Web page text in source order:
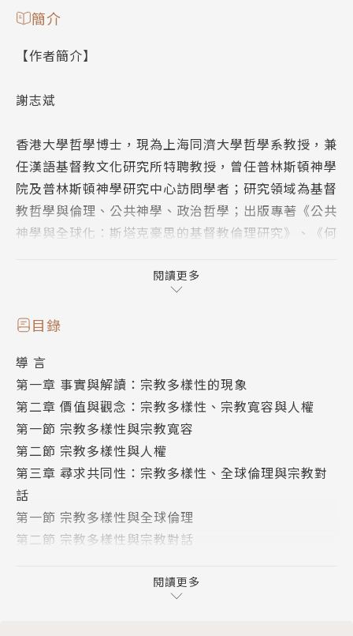
簡介
【作者簡介】
謝志斌
香港大學哲學博士，現為上海同濟大學哲學系教授，兼
任漢語基督教文化研究所特聘教授，曾任普林斯頓神學
院及普林斯頓神學研究中心訪問學者；研究領域為基督
教哲學與倫理、公共神學、政治哲學；出版專著《公共
神學與全球化：斯塔克豪思的基督教倫理研究》、《何
《多元與正義的社會：漢語基督教倫理的詮釋》、Reli
gious Diversity and Public Religion in China、M
oral Triumph: The Public Face of Christianity in
奇》，合編《跨學科研究與漢語神學》與「公共神學系
列」。
【內容簡介】
本書旨在探討宗教多樣性如何對現代社會產生影響，而
現代社會如何回應宗教多樣性，並如何重新考量基督教
樣性問題為核心，結合不同學科的視角解讀宗教多樣性
閱讀更多
目錄
導 言
第一章 事實與解讀：宗教多樣性的現象
第二章 價值與觀念：宗教多樣性、宗教寬容與人權
第一節 宗教多樣性與宗教寬容
第二節 宗教多樣性與人權
第三章 尋求共同性：宗教多樣性、全球倫理與宗教對
話
第一節 宗教多樣性與全球倫理
第二節 宗教多樣性與宗教對話
第一節 羅爾斯論自由主義政治中的宗教學說的三個原
閱讀更多